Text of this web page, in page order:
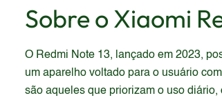
Sobre o Xiaomi
O Redmi Note 13, lançado em 2023,
um aparelho voltado para o usuário
são aqueles que priorizam o uso